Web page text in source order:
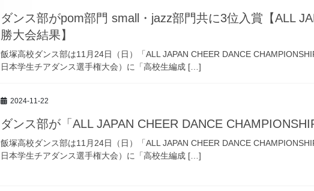
ダンス部がpom部門 small・jazz部門共に3位入賞【ALL
勝大会結果】
飯塚高校ダンス部は11月24日（日）「ALL JAPAN CHEER DANCE
日本学生チアダンス選手権大会）に「高校生編成 […]
2024-11-22
ダンス部が「ALL JAPAN CHEER DANCE
飯塚高校ダンス部は11月24日（日）「ALL JAPAN CHEER DANCE
日本学生チアダンス選手権大会）に「高校生編成 […]